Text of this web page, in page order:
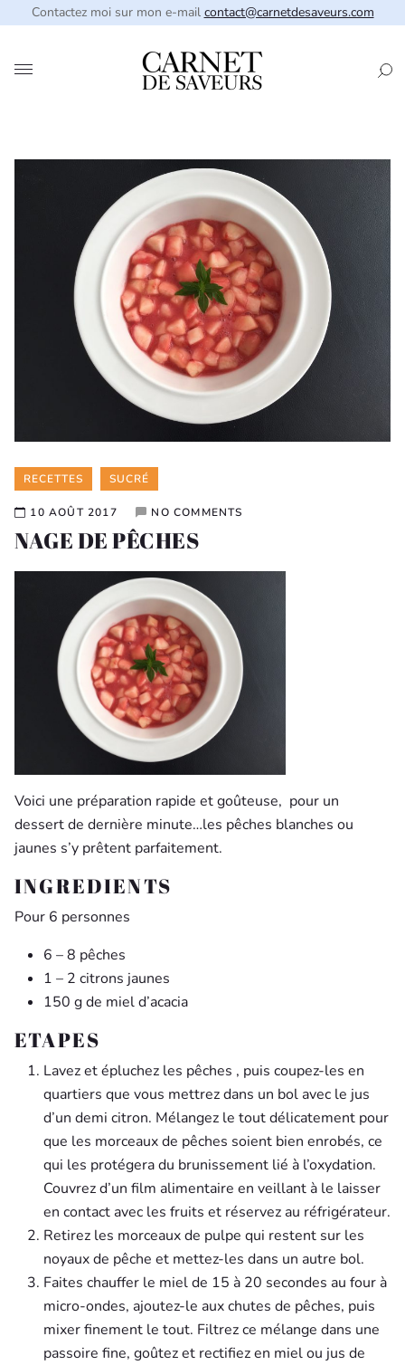
Contactez moi sur mon e-mail contact@carnetdesaveurs.com
Categories
RECETTES SUCRÉ
10 AOÛT 2017 NO COMMENTS
NAGE DE PÊCHES
Voici une préparation rapide et goûteuse, pour un
dessert de dernière minute…les pêches blanches ou
jaunes s’y prêtent parfaitement.
INGREDIENTS
Pour 6 personnes
6 – 8 pêches
1 – 2 citrons jaunes
150 g de miel d’acacia
ETAPES
Lavez et épluchez les pêches , puis coupez-les en
quartiers que vous mettrez dans un bol avec le jus
d’un demi citron. Mélangez le tout délicatement pour
que les morceaux de pêches soient bien enrobés, ce
qui les protégera du brunissement lié à l’oxydation.
Couvrez d’un film alimentaire en veillant à le laisser
en contact avec les fruits et réservez au réfrigérateur.
Retirez les morceaux de pulpe qui restent sur les
noyaux de pêche et mettez-les dans un autre bol.
Faites chauffer le miel de 15 à 20 secondes au four à
micro-ondes, ajoutez-le aux chutes de pêches, puis
mixer finement le tout. Filtrez ce mélange dans une
passoire fine, goûtez et rectifiez en miel ou jus de